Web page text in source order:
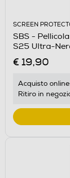
SCREEN
SBS -
S25 Ultra-
€ 19,90
Acquisto
Ritiro in